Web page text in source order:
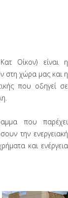
Οίκον) είναι η
στη χώρα μας και η
που οδηγεί σε
που παρέχει
την ενεργειακή
και ενέργεια